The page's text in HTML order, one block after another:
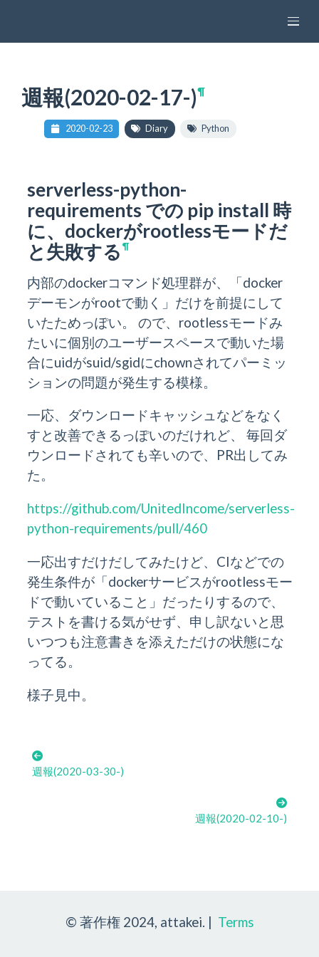
週報(2020-02-17-)¶
2020-02-23 Diary Python
serverless-python-
requirements での pip install 時
に、dockerがrootlessモードだ
と失敗する ¶
内部のdockerコマンド処理群が、「docker
デーモンがrootで動く」だけを前提にして
いたためっぽい。 ので、rootlessモードみ
たいに個別のユーザースペースで動いた場
合にuidがsuid/sgidにchownされてパーミッ
ションの問題が発生する模様。
一応、ダウンロードキャッシュなどをなく
すと改善できるっぽいのだけれど、 毎回ダ
ウンロードされても辛いので、PR出してみ
た。
https://github.com/UnitedIncome/serverless-
python-requirements/pull/460
一応出すだけだしてみたけど、CIなどでの
発生条件が「dockerサービスがrootlessモー
ドで動いていること」だったりするので、
テストを書ける気がせず、申し訳ないと思
いつつも注意書きを添えただけの状態にな
ってる。
様子見中。
週報(2020-03-30-)
週報(2020-02-10-)
© 著作権 2024, attakei. | Terms